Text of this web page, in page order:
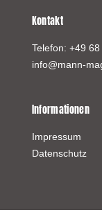
Kontakt
Telefon: +49
info@mann-
Informationen
Impressum
Datenschutz